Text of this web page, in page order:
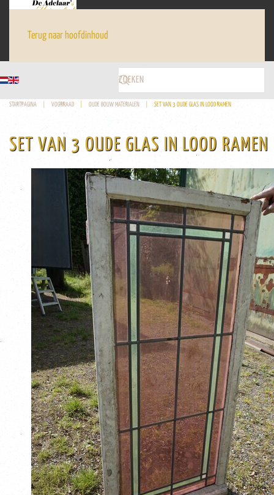
Terug naar hoofdinhoud
STARTPAGINA VOORRAAD OUDE BOUW MATERIALEN SET VAN 3 OUDE GLAS IN LOOD RAMEN
SET VAN 3 OUDE GLAS IN LOOD RAMEN